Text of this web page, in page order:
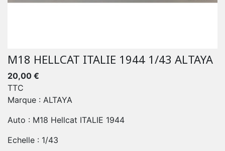
M18 HELLCAT ITALIE 1944 1/43 ALTAYA
20,00 €
TTC
Marque : ALTAYA
Auto : M18 Hellcat ITALIE 1944
Echelle : 1/43